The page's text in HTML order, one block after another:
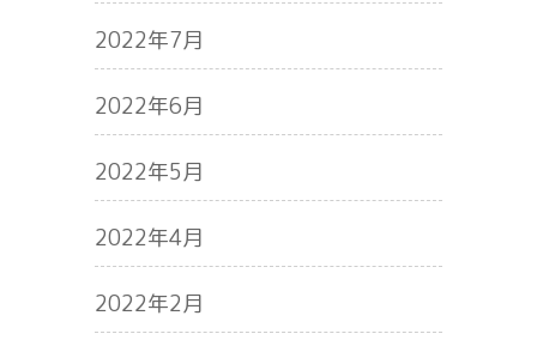
2022年7月
2022年6月
2022年5月
2022年4月
2022年2月